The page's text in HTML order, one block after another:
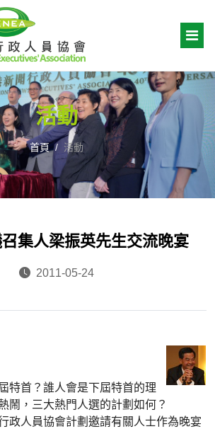
活動
首頁 活動
集人梁振英先生交流晚宴
2011-05-24
特首？誰人會是下屆特首的理
鬧，三大熱門人選的計劃如何？
政人員協會計劃邀請有關人士作為晚宴